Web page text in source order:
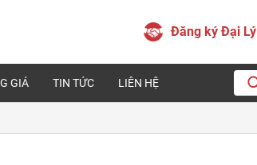
Đăng ký Đại Lý
GIÁ TIN TỨC LIÊN HỆ